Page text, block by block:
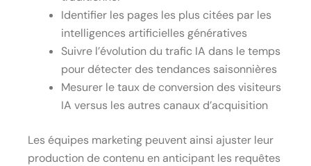
Identifier les pages les plus citées par les
intelligences artificielles génératives
Suivre l’évolution du trafic IA dans le temps
pour détecter des tendances saisonnières
Mesurer le taux de conversion des visiteurs
IA versus les autres canaux d’acquisition
Les équipes marketing peuvent ainsi ajuster leur
production de contenu en anticipant les requêtes